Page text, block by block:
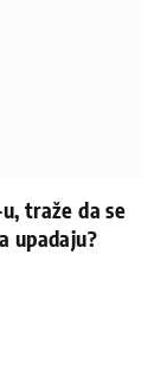
traže da se
upadaju?